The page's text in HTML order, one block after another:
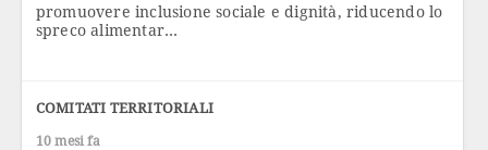
promuovere inclusione sociale e dignità, riducendo lo
spreco alimentar...
COMITATI TERRITORIALI
10 mesi fa